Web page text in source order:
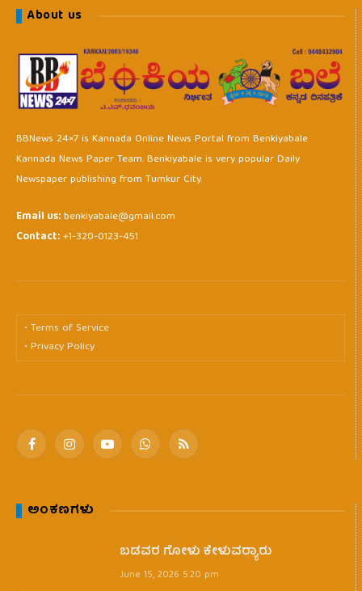
About us
BBNews 24×7 is Kannada Online News Portal from Benkiyabale
Kannada News Paper Team. Benkiyabale is very popular Daily
Newspaper publishing from Tumkur City.
Email us:benkiyabale@gmail.com
Contact:+1-320-0123-451
• Terms of Service
• Privacy Policy
FacebookInstagramYouTubeWhatsApp
RSS
ಅಂಕಣಗಳು
ಬಡವರ ಗೋಳು ಕೇಳುವರ‍್ಯಾರು
June 15, 2026 5:20 pm